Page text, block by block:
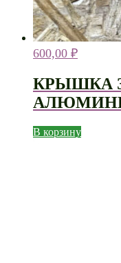
600,00 ₽
КРЫШКА
В корзину